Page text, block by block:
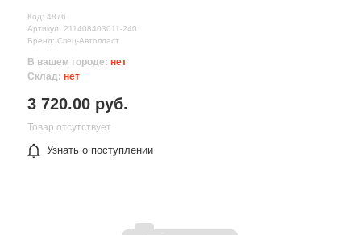
Код: 4876
Артикул: 211408403011-240
Бренд: Спец-Автопласт
В вашем городе: нет
Склад: нет
3 720.00 руб.
Товар отсутствует
Узнать о поступлении